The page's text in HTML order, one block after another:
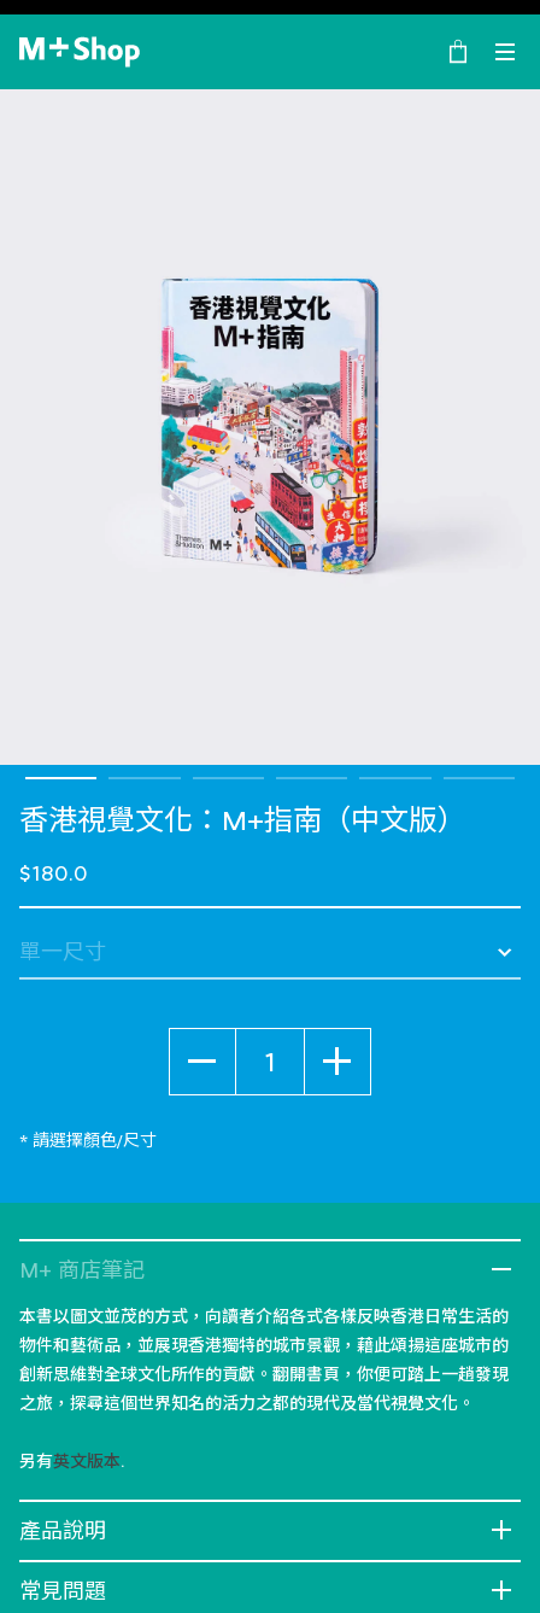
×
M+ Shop
香港視覺文化：M+指南（中文版）
$180.0
* 請選擇顏色/尺寸
M+ 商店筆記
本書以圖文並茂的方式，向讀者介紹各式各樣反映香港日常生活的
物件和藝術品，並展現香港獨特的城市景觀，藉此頌揚這座城市的
創新思維對全球文化所作的貢獻。翻開書頁，你便可踏上一趟發現
之旅，探尋這個世界知名的活力之都的現代及當代視覺文化。
另有英文版本.
產品說明
常見問題